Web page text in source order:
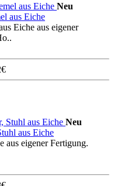
Neu
aus Eiche
Eiche aus eigener
Neu
aus Eiche
aus eigener Fertigung.